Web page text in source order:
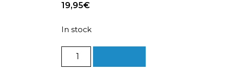
19,95€
In stock
Solid-
state